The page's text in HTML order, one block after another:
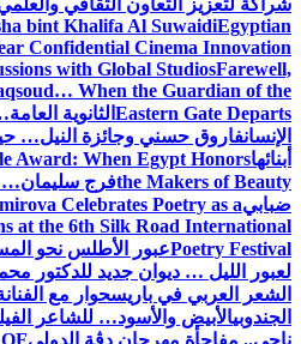
شراكة لتعزيز التعاون الثقافي
bint Khalifa Al SuwaidiEgyptian
Confidential Cinema Innovation
with Global StudiosFarewell,
When the Guardian of the
Eastern Gate Departs الثانوية
الإنسانفاروق حسني وجائزة النيل…
أبنائهاAward: When Egypt Honors
the Makers of Beautyفرج
ضبابيCelebrates Poetry as a
at the 6th Silk Road International
Poetry Festivalعبور الأطلس نحو
لعبور الليل … ديوان جديد للدكتور
الشعر العربي في باريسحوار مع
الجندوبيالأبيض والأسود… للشاعر